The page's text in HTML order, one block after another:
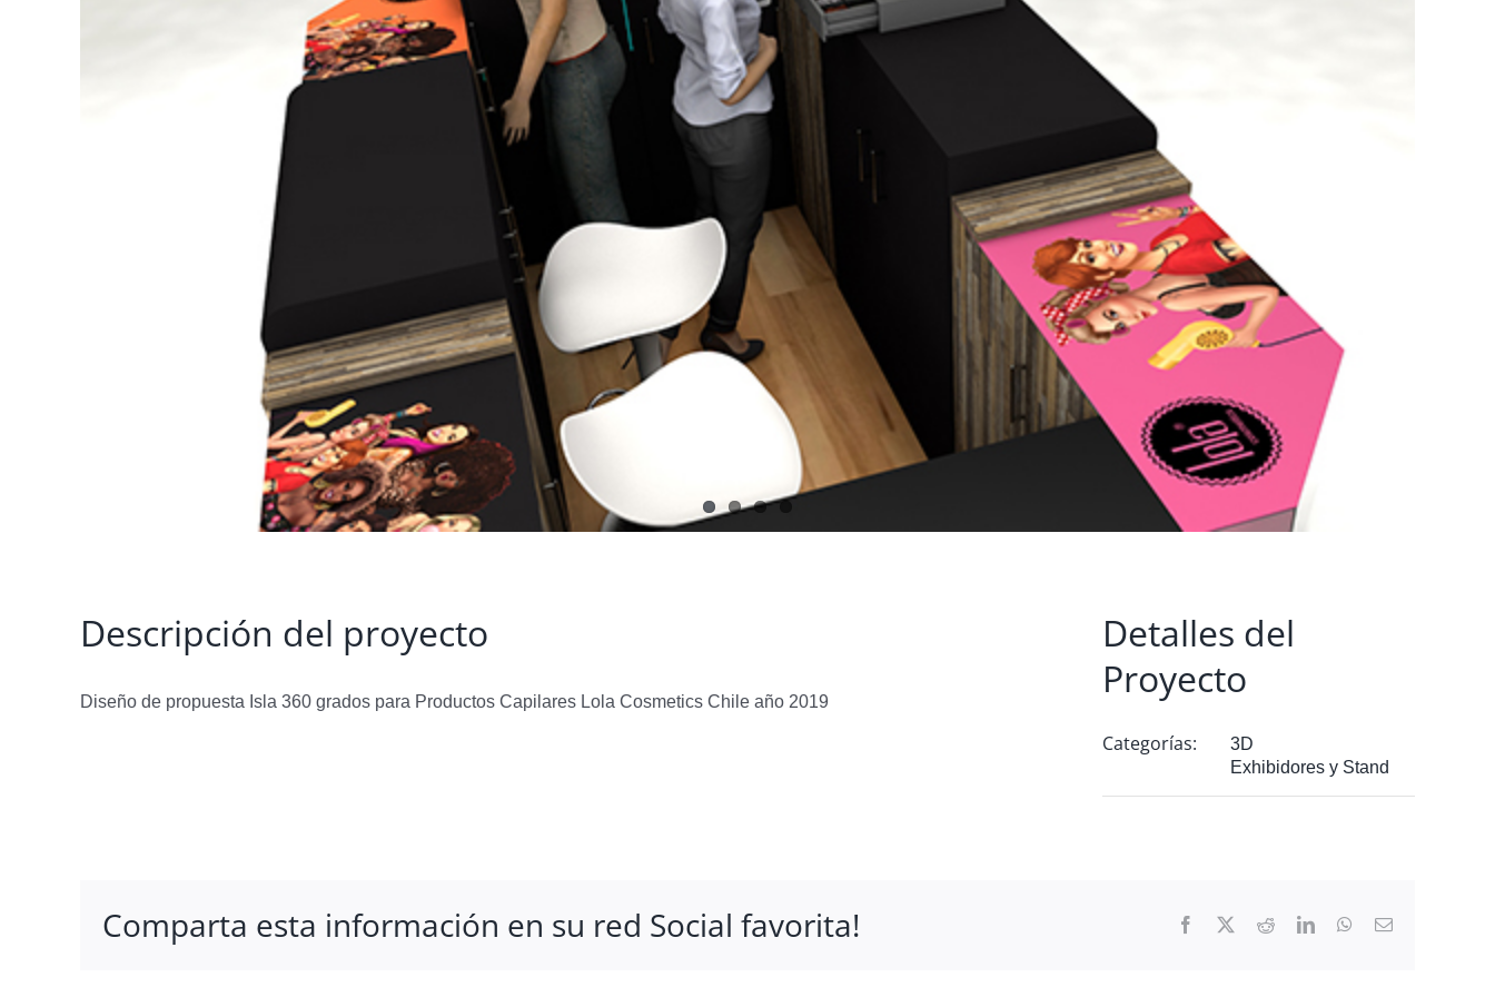
Descripción del proyecto
Diseño de propuesta Isla 360 grados para Productos Capilares Lola Cosmetics Chile año 2019
Detalles del
Proyecto
Categorías:
3D
Exhibidores y Stand
Comparta esta información en su red Social favorita! Facebook RedditLinkedInWhatsApp
Correo